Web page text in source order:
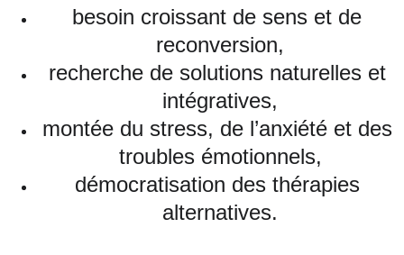
besoin croissant de sens et de
reconversion,
recherche de solutions naturelles et
intégratives,
montée du stress, de l’anxiété et des
troubles émotionnels,
démocratisation des thérapies
alternatives.